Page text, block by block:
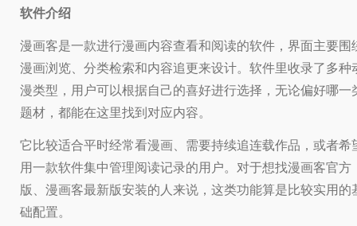
软件介绍
漫画客是一款进行漫画内容查看和阅读的软件，界面主要围
漫画浏览、分类检索和内容追更来设计。软件里收录了多种
漫类型，用户可以根据自己的喜好进行选择，无论偏好哪一
题材，都能在这里找到对应内容。
它比较适合平时经常看漫画、需要持续追连载作品，或者希
用一款软件集中管理阅读记录的用户。对于想找漫画客官方
版、漫画客最新版安装的人来说，这类功能算是比较实用的
础配置。